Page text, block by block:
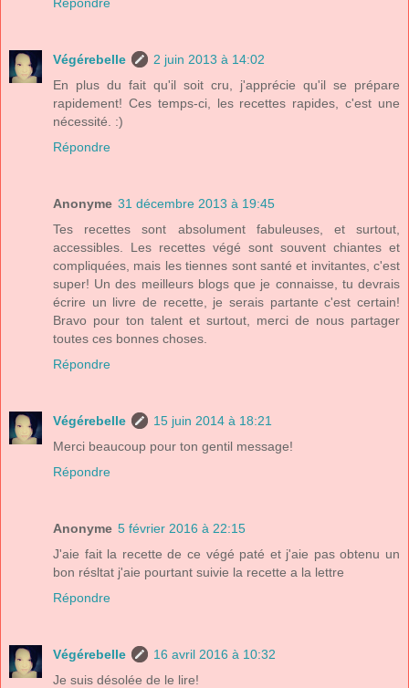
Végérebelle
2 juin 2013 à 14:02
En plus du fait qu'il soit cru, j'apprécie qu'il se prépare
rapidement! Ces temps-ci, les recettes rapides, c'est une
nécessité. :)
Répondre
Anonyme 31 décembre 2013 à 19:45
Tes recettes sont absolument fabuleuses, et surtout,
accessibles. Les recettes végé sont souvent chiantes et
compliquées, mais les tiennes sont santé et invitantes, c'est
super! Un des meilleurs blogs que je connaisse, tu devrais
écrire un livre de recette, je serais partante c'est certain!
Bravo pour ton talent et surtout, merci de nous partager
toutes ces bonnes choses.
Répondre
Végérebelle
15 juin 2014 à 18:21
Merci beaucoup pour ton gentil message!
Répondre
Anonyme 5 février 2016 à 22:15
J'aie fait la recette de ce végé paté et j'aie pas obtenu un
bon résltat j'aie pourtant suivie la recette a la lettre
Répondre
Végérebelle
16 avril 2016 à 10:32
Je suis désolée de le lire!